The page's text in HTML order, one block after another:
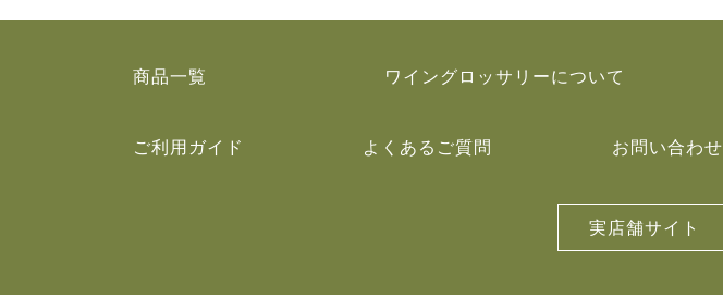
商品一覧 ワイングロッサリーについて
ご利用ガイド よくあるご質問 お問い合わせ
実店舗サイト